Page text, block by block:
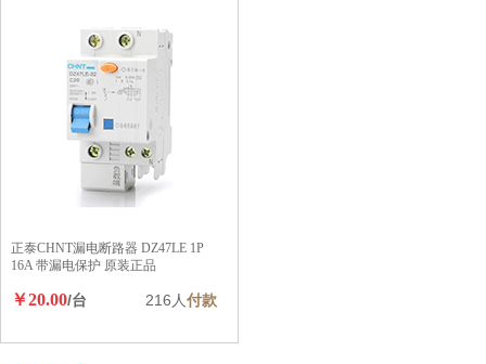
正泰CHNT漏电断路器 DZ47LE 1P
16A 带漏电保护 原装正品
￥20.00/台 216人付款